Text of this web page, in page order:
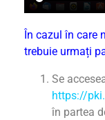
În cazul în care
trebuie urmați
Se
https://
în partea